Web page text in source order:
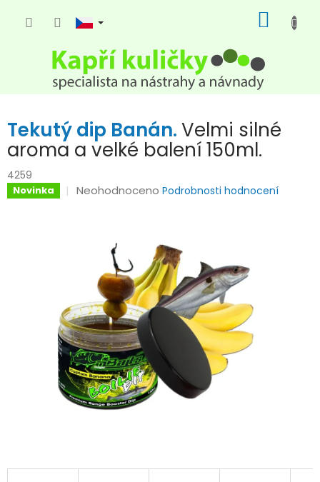
KOŠÍK
Tekutý dip Banán.Velmi silné
aroma a velké balení 150ml.
4259
Novinka
Průměrné
hvězdiček.
Neohodnoceno Podrobnosti hodnocení